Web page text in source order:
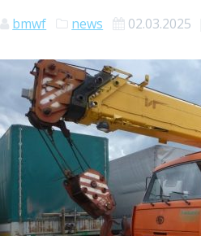
bmwf news 02.03.2025